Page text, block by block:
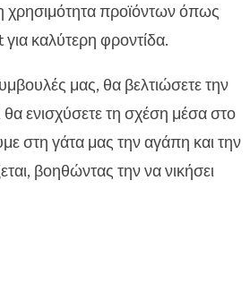
χρησιμότητα προϊόντων όπως
καλύτερη φροντίδα.
μας, θα βελτιώσετε την
θα ενισχύσετε τη σχέση μέσα στο
στη γάτα μας την αγάπη και την
βοηθώντας την να νικήσει